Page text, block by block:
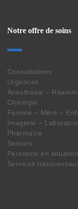
Notre offre de soins
Consultations
Urgences
Anesthésie –
Chirurgie
Femme – Mère –
Imagerie –
Pharmacie
Seniors
Personne en
Services